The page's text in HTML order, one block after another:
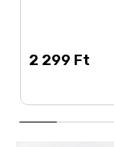
2 299 Ft